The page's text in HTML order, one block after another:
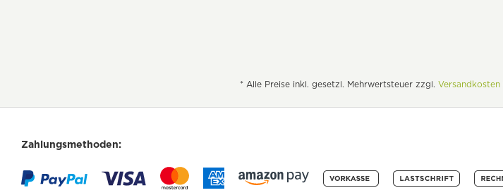
* Alle Preise inkl. gesetzl. Mehrwertsteuer zzgl. Versandkosten
Zahlungsmethoden: